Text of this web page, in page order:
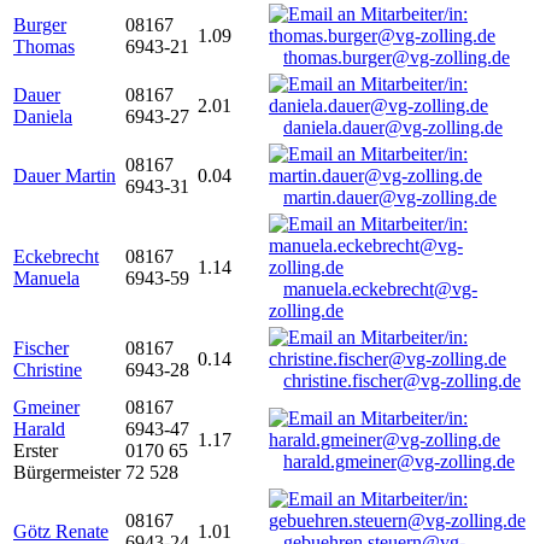
Burger
Thomas
08167
6943-21
1.09
thomas.burger@vg-zolling.de
Dauer
Daniela
08167
6943-27
2.01
daniela.dauer@vg-zolling.de
Dauer Martin
08167
6943-31
0.04
martin.dauer@vg-zolling.de
Eckebrecht
Manuela
08167
6943-59
1.14
manuela.eckebrecht@vg-
zolling.de
Fischer
Christine
08167
6943-28
0.14
christine.fischer@vg-zolling.de
Gmeiner
Harald
Erster
Bürgermeister
08167
6943-47
0170 65
72 528
1.17
harald.gmeiner@vg-zolling.de
Götz Renate
08167
1.01